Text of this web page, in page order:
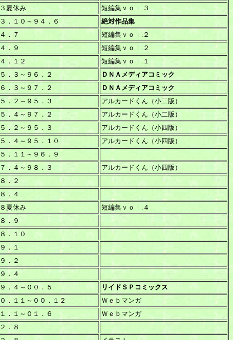
夏休み
短編集ｖｏｌ.３
．１０～９４．６
絶対作品集
．７
短編集ｖｏｌ.２
．９
短編集ｖｏｌ.２
．１２
短編集ｖｏｌ.１
．３～９６．２
ＤＮＡメディアコミック
．３～９７．２ ＤＮＡメディアコミック
．２～９５．３
アルカードくん（小二版）
．４～９７．２
アルカードくん（小二版）
．２～９５．３
アルカードくん（小四版）
．４～９５．１０
アルカードくん（小四版）
．１１～９６．９
．４～９８．３
アルカードくん（小四版）
．２
．４
夏休み
短編集ｖｏｌ.４
．９
．１０
．１
．２
．４
．４～００．５
リイドＳＰコミックス
．１１～００．１２
Ｗｅｂマンガ
．１～０１．６
Ｗｅｂマンガ
．８